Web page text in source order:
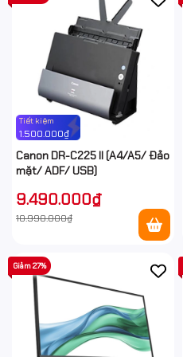
Tiết kiệm
1.500.000₫
Canon DR-C225 II (A4/A5/ Đảo
mặt/ ADF/ USB)
9.490.000₫
10.990.000₫
Giảm 27%